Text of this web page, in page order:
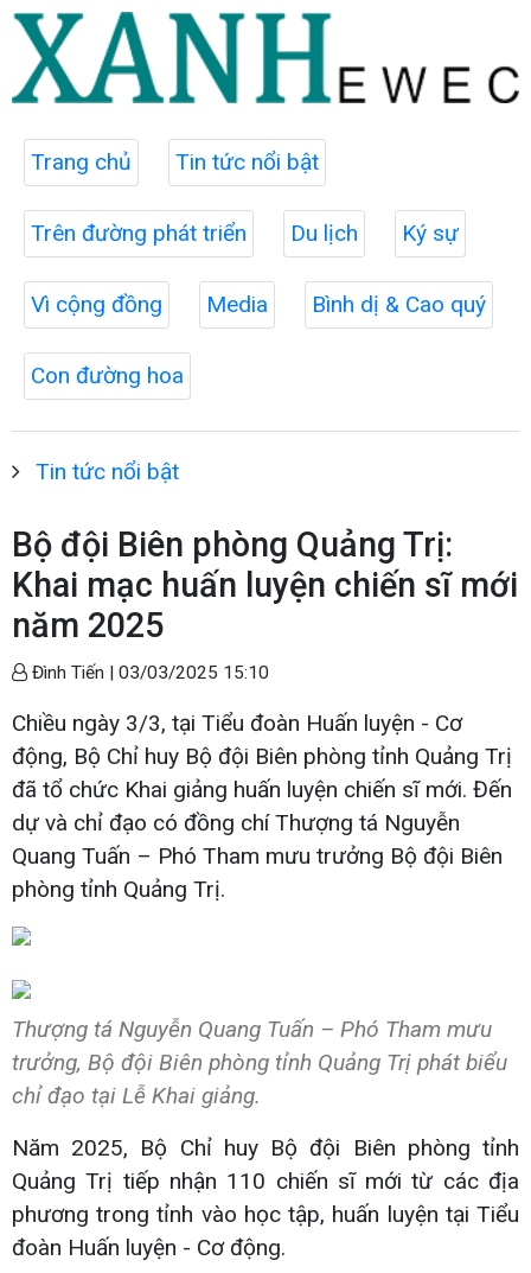
Trang chủ Tin tức nổi bật
Trên đường phát triển Du lịch Ký sự
Vì cộng đồng Media Bình dị & Cao quý
Con đường hoa
Tin tức nổi bật
Bộ đội Biên phòng Quảng Trị:
Khai mạc huấn luyện chiến sĩ mới
năm 2025
Đình Tiến | 03/03/2025 15:10
Chiều ngày 3/3, tại Tiểu đoàn Huấn luyện - Cơ
động, Bộ Chỉ huy Bộ đội Biên phòng tỉnh Quảng Trị
đã tổ chức Khai giảng huấn luyện chiến sĩ mới. Đến
dự và chỉ đạo có đồng chí Thượng tá Nguyễn
Quang Tuấn – Phó Tham mưu trưởng Bộ đội Biên
phòng tỉnh Quảng Trị.
Thượng tá Nguyễn Quang Tuấn – Phó Tham mưu
trưởng, Bộ đội Biên phòng tỉnh Quảng Trị phát biểu
chỉ đạo tại Lễ Khai giảng.
Năm 2025, Bộ Chỉ huy Bộ đội Biên phòng tỉnh
Quảng Trị tiếp nhận 110 chiến sĩ mới từ các địa
phương trong tỉnh vào học tập, huấn luyện tại Tiểu
đoàn Huấn luyện - Cơ động.